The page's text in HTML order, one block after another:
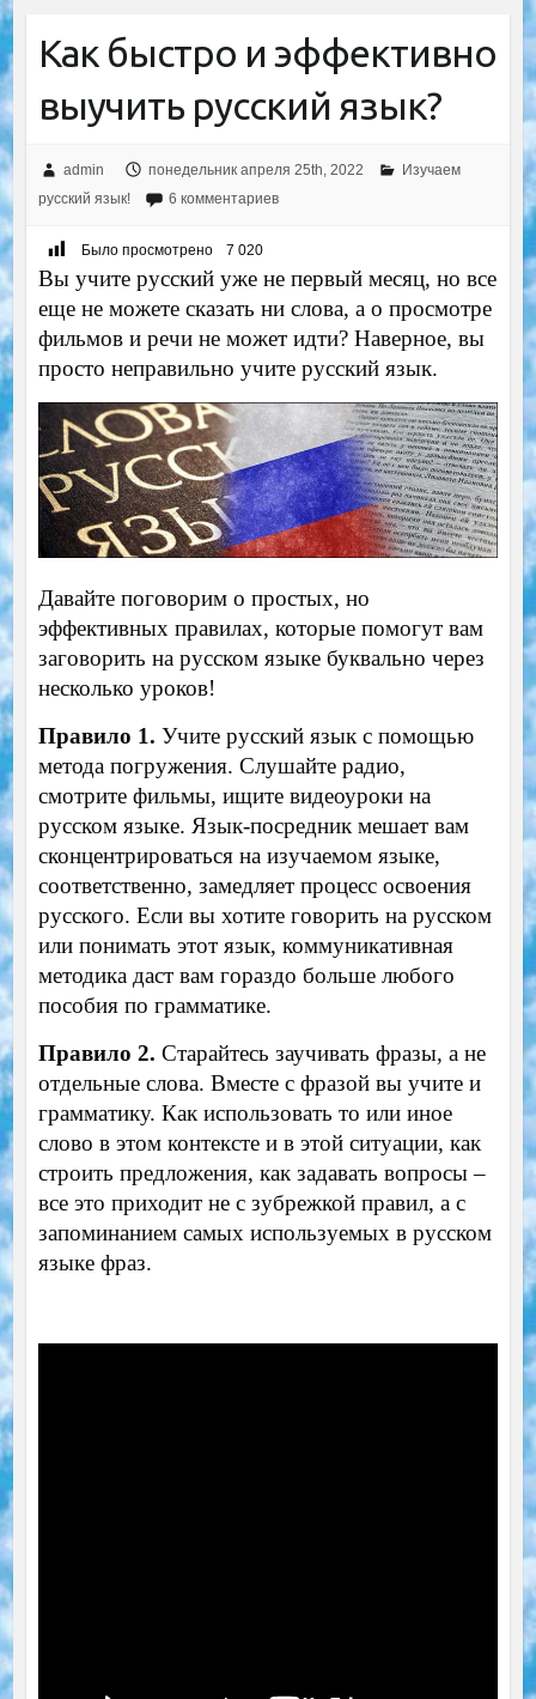
Как быстро и эффективно
выучить русский язык?
admin понедельник апреля 25th, 2022
Изучаем
русский язык!
6 комментариев
Было просмотрено 7 020
Вы учите русский уже не первый месяц, но все
еще не можете сказать ни слова, а о просмотре
фильмов и речи не может идти? Наверное, вы
просто неправильно учите русский язык.
Давайте поговорим о простых, но
эффективных правилах, которые помогут вам
заговорить на русском языке буквально через
несколько уроков!
Правило 1. Учите русский язык с помощью
метода погружения. Слушайте радио,
смотрите фильмы, ищите видеоуроки на
русском языке. Язык-посредник мешает вам
сконцентрироваться на изучаемом языке,
соответственно, замедляет процесс освоения
русского. Если вы хотите говорить на русском
или понимать этот язык, коммуникативная
методика даст вам гораздо больше любого
пособия по грамматике.
Правило 2. Старайтесь заучивать фразы, а не
отдельные слова. Вместе с фразой вы учите и
грамматику. Как использовать то или иное
слово в этом контексте и в этой ситуации, как
строить предложения, как задавать вопросы –
все это приходит не с зубрежкой правил, а с
запоминанием самых используемых в русском
языке фраз.